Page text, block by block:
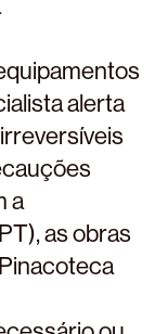
alerta
a
as obras